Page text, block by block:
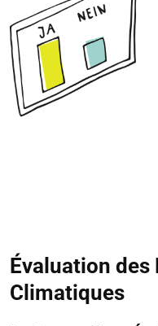
Évaluation
Climatiques